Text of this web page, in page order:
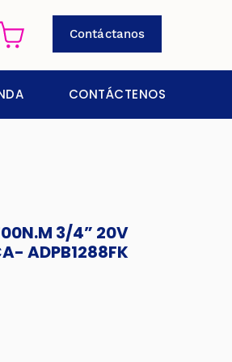
Contáctanos
CONTÁCTENOS
3/4” 20V
ADPB1288FK